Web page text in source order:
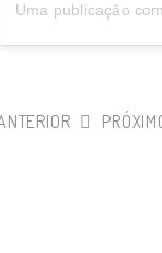
Uma publicação